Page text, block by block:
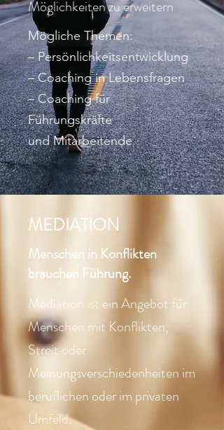
Möglichkeiten zu erweitern
Mögliche Themen:
– Persönlichkeitsentwicklung
– Coaching in Lebensfragen
– Coaching für
Führungskräfte
und Mitarbeitende
MEDIATION
Menschen in Konflikten
brauchen Führung.
Mediation ist ein Angebot für
Menschen mit Konflikten,
Streit oder
Meinungsverschiedenheiten im
beruflichen oder im privaten
Umfeld.